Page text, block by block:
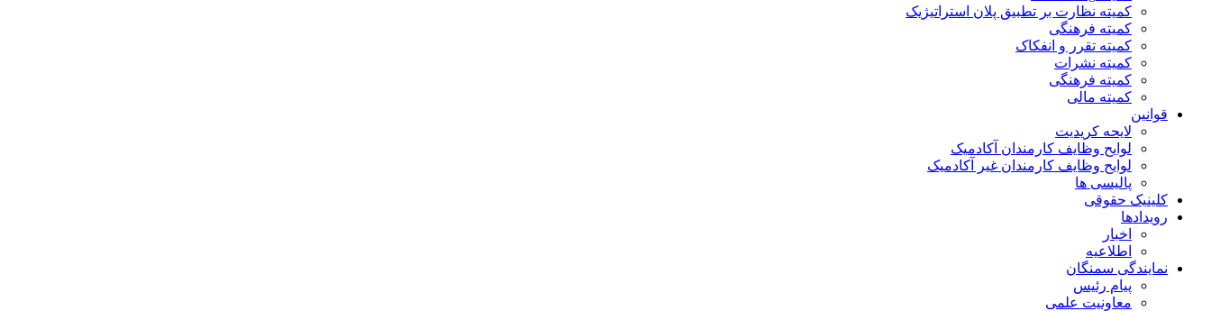
کمیته نظارت بر تطبیق پلان استراتیژیک
کمیته فرهنگی
کمیته تقرر و انفکاک
کمیته نشرات
کمیته فرهنگی
کمیته مالی
قوانین
لایحه کریدیت
لوایح وظایف کارمندان آکادمیک
لوایح وظایف کارمندان غیر آکادمیک
پالیسی ها
کلینیک حقوقی
رویدادها
اخبار
اطلاعیه
نمایندگی سمنگان
پیام رئیس
معاونیت علمی